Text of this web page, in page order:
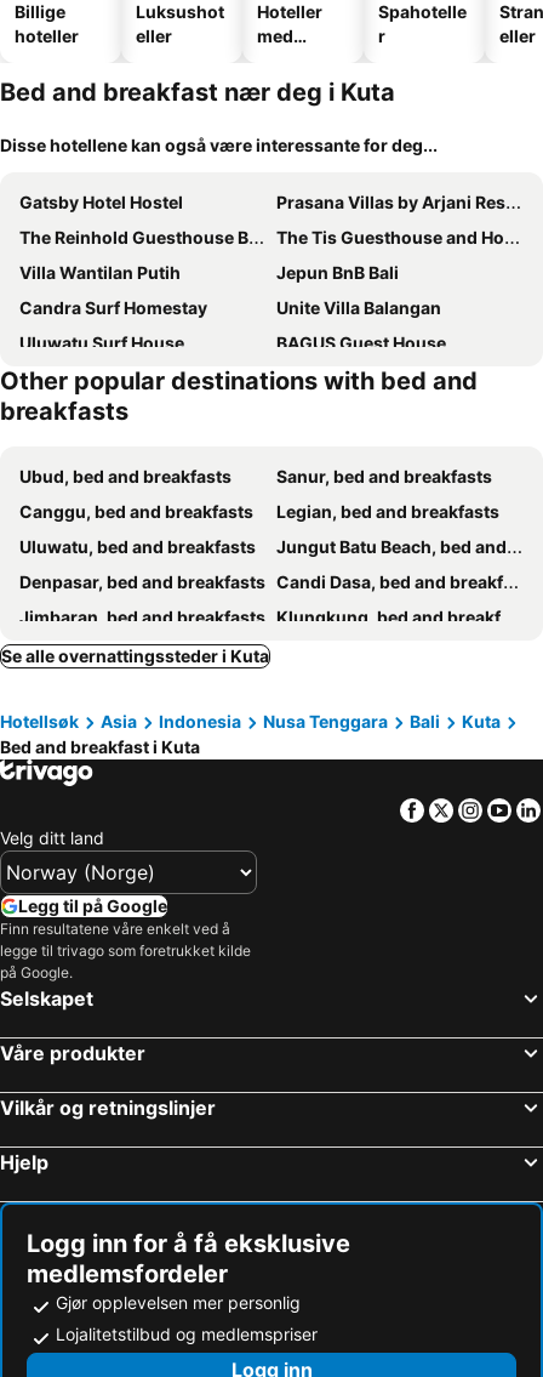
Billige
hoteller
Luksushot
eller
Hoteller
med
Spahotelle
r
eller
Bed and breakfast nær deg i Kuta
Disse hotellene kan også være interessante for deg...
Gatsby Hotel Hostel
Prasana Villas by Arjani Resorts
The Reinhold Guesthouse Bali
The Tis Guesthouse and Hostel
Villa Wantilan Putih
Jepun BnB Bali
Candra Surf Homestay
Unite Villa Balangan
Uluwatu Surf House
BAGUS Guest House
Kiara Beachtown Nusa Dua
Manca Villa Canggu by Ini Vie Hospitality
Milo's Home
Kayu Sugih Palace
Puri Samana Villas by Tanya Pink
Lullaby Bungalows
Sanur ocean view villas
Bukal Sari Villas Uluwatu
Other popular destinations with bed and
breakfasts
Ubud, bed and breakfasts
Sanur, bed and breakfasts
Canggu, bed and breakfasts
Legian, bed and breakfasts
Uluwatu, bed and breakfasts
Jungut Batu Beach, bed and breakfasts
Denpasar, bed and breakfasts Candi Dasa, bed and breakfasts
Jimbaran, bed and breakfasts Klungkung, bed and breakfasts
Seminyak, bed and breakfasts
Mushroom Bay, bed and breakfasts
Nusa Dua, bed and breakfasts
Bangli, bed and breakfasts
Tabanan, bed and breakfasts
Tanjung Benoa, bed and breakfasts
Baturiti, bed and breakfasts
Semarapura, bed and breakfasts
Mengwi, bed and breakfasts
Se alle overnattingssteder i Kuta
Hotellsøk Asia Indonesia Nusa Tenggara Bali
Kuta
Bed and breakfast i Kuta
Facebook
Twitter
Velg ditt land
Legg til på Google
Finn resultatene våre enkelt ved å
legge til trivago som foretrukket kilde
på Google.
Selskapet
Våre produkter
Vilkår og retningslinjer
Hjelp
Logg inn for å få eksklusive
medlemsfordeler
Gjør opplevelsen mer personlig
Lojalitetstilbud og medlemspriser
Logg inn